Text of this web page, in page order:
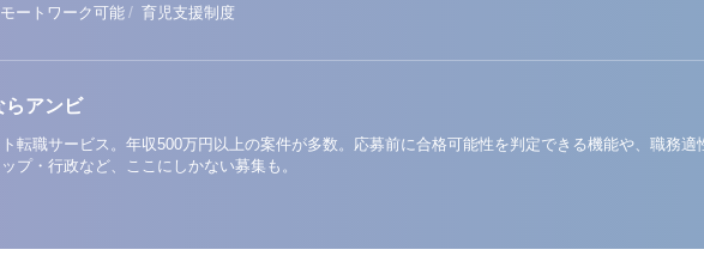
ートワーク可能 / 育児支援制度
らアンビ
転職サービス。年収500万円以上の案件が多数。応募前に合格可能性を判定できる機能や、職務適
プ・行政など、ここにしかない募集も。